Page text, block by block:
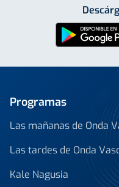
Programas
Las mañanas de Onda
Las tardes de Onda
Kale Nagusia